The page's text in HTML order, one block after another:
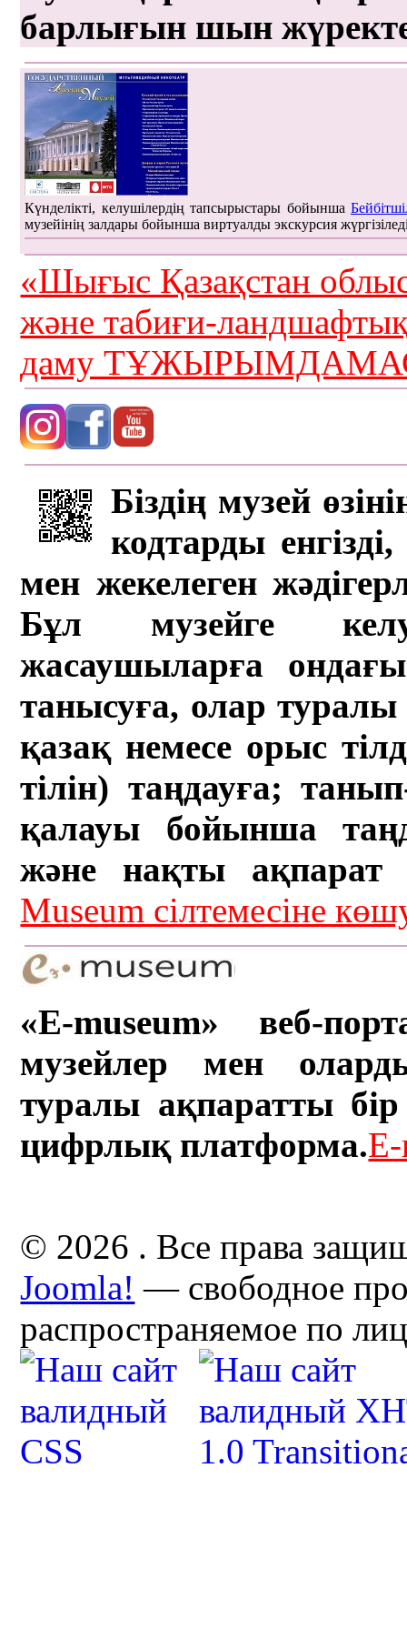
барлығын шын
Күнделікті, келушілердің тапсырыстары бойынша
музейінің залдары бойынша виртуалды экскурсия
«Шығыс Қазақстан
және табиғи-
даму
Біздің музей
кодтарды
мен жекелеген
Бұл музейге
жасаушыларға
танысуға, олар туралы
қазақ немесе орыс
тілін) таңдауға;
қалауы бойынша
және нақты ақпарат
Museum сілтемесіне
«E-museum» веб-
музейлер мен
туралы ақпаратты бір
цифрлық платформа.
© 2026 . Все права
Joomla! — свободное
распространяемое по